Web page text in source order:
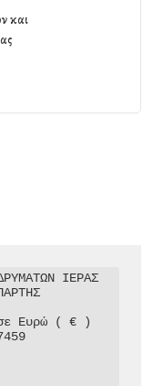
και
ΙΕΡΑΣ
σε Ευρώ ( € )